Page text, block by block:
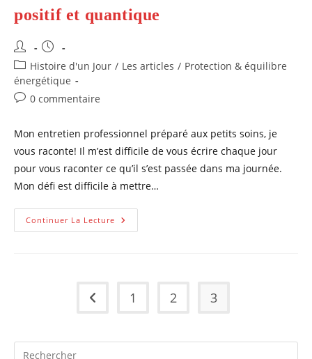
positif et quantique
Auteur/autrice
de
la
publication :
Publication
publiée :
Post
category:
Histoire d'un Jour / Les articles / Protection & équilibre
énergétique
Commentaires
la
publication :
0 commentaire
Mon entretien professionnel préparé aux petits soins, je
vous raconte! Il m’est difficile de vous écrire chaque jour
pour vous raconter ce qu’il s’est passée dans ma journée.
Mon défi est difficile à mettre…
Continuer La Lecture Entretien
Professionnel
Go to the previous page
1 2 3